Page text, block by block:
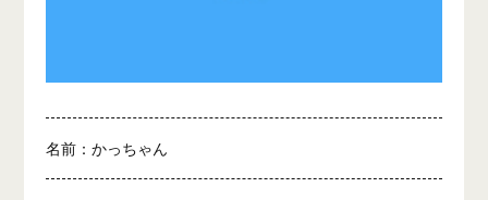
名前：かっちゃん